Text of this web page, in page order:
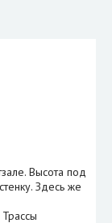
Высота под
Здесь же